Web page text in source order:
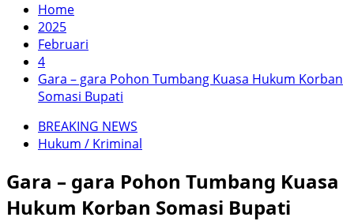
Home
2025
Februari
4
Gara – gara Pohon Tumbang Kuasa Hukum Korban
Somasi Bupati
BREAKING NEWS
Hukum / Kriminal
Gara – gara Pohon Tumbang Kuasa
Hukum Korban Somasi Bupati